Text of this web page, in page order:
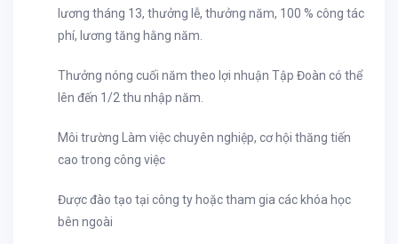
lương tháng 13, thưởng lễ, thưởng năm, 100 % công tác
phí, lương tăng hằng năm.
Thưởng nóng cuối năm theo lợi nhuận Tập Đoàn có thể
lên đến 1/2 thu nhập năm.
Môi trường Làm việc chuyên nghiệp, cơ hội thăng tiến
cao trong công việc
Được đào tạo tại công ty hoặc tham gia các khóa học
bên ngoài